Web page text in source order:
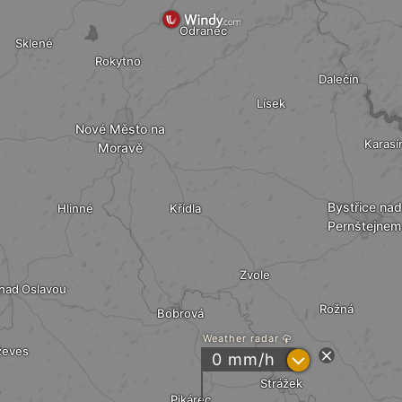
Bobrová
Zvole
Rožná
Strážek
Křídla
Hlinné
Rokytno
Sklené
Nové Město na
Moravě
Bystřice nad
Pernštejnem
Dalečín
Lísek
Oslavou
Odranec
Weather radar
0 mm/h ?